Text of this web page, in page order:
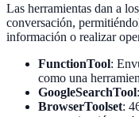
Las herramientas dan a
conversación,
información o realizar
FunctionTool:
como una
GoogleSearchTool
BrowserToolset: